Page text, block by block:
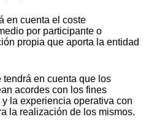
en cuenta el coste
por participante o
propia que aporta la entidad
en cuenta que los
acordes con los fines
la experiencia operativa con
la realización de los mismos.